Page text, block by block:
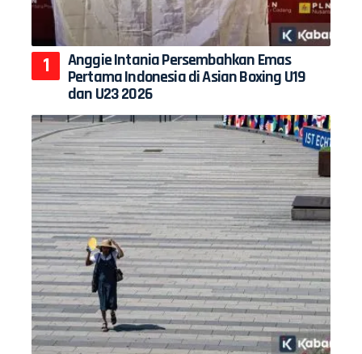
Anggie Intania Persembahkan Emas
Pertama Indonesia di Asian Boxing U19
dan U23 2026